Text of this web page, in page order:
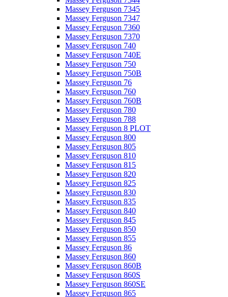
Massey Ferguson 7345
Massey Ferguson 7347
Massey Ferguson 7360
Massey Ferguson 7370
Massey Ferguson 740
Massey Ferguson 740E
Massey Ferguson 750
Massey Ferguson 750B
Massey Ferguson 76
Massey Ferguson 760
Massey Ferguson 760B
Massey Ferguson 780
Massey Ferguson 788
Massey Ferguson 8 PLOT
Massey Ferguson 800
Massey Ferguson 805
Massey Ferguson 810
Massey Ferguson 815
Massey Ferguson 820
Massey Ferguson 825
Massey Ferguson 830
Massey Ferguson 835
Massey Ferguson 840
Massey Ferguson 845
Massey Ferguson 850
Massey Ferguson 855
Massey Ferguson 86
Massey Ferguson 860
Massey Ferguson 860B
Massey Ferguson 860S
Massey Ferguson 860SE
Massey Ferguson 865